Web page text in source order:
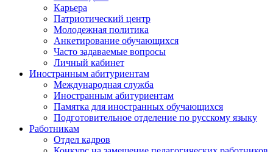
Карьера
Патриотический центр
Молодежная политика
Анкетирование обучающихся
Часто задаваемые вопросы
Личный кабинет
Иностранным абитуриентам
Международная служба
Иностранным абитуриентам
Памятка для иностранных обучающихся
Подготовительное отделение по русскому языку
Работникам
Отдел кадров